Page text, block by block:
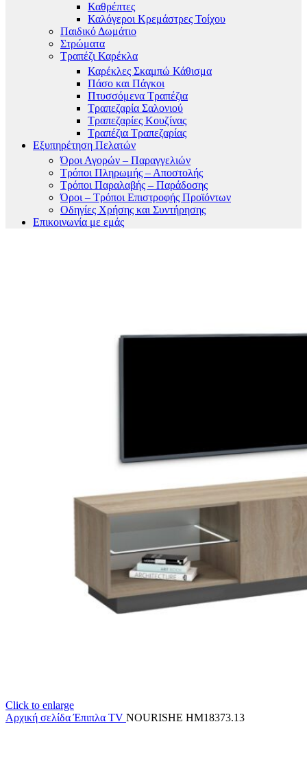
Καθρέπτες
Καλόγεροι Κρεμάστρες Τοίχου
Παιδικό Δωμάτιο
Στρώματα
Τραπέζι Καρέκλα
Καρέκλες Σκαμπώ Κάθισμα
Πάσο και Πάγκοι
Πτυσσόμενα Τραπέζια
Τραπεζαρία Σαλονιού
Τραπεζαρίες Κουζίνας
Τραπέζια Τραπεζαρίας
Εξυπηρέτηση Πελατών
Όροι Αγορών – Παραγγελιών
Τρόποι Πληρωμής – Αποστολής
Τρόποι Παραλαβής – Παράδοσης
Όροι – Τρόποι Επιστροφής Προϊόντων
Οδηγίες Χρήσης και Συντήρησης
Επικοινωνία με εμάς
Click to enlarge
Αρχική σελίδαΈπιπλα TV NOURISHE HM18373.13